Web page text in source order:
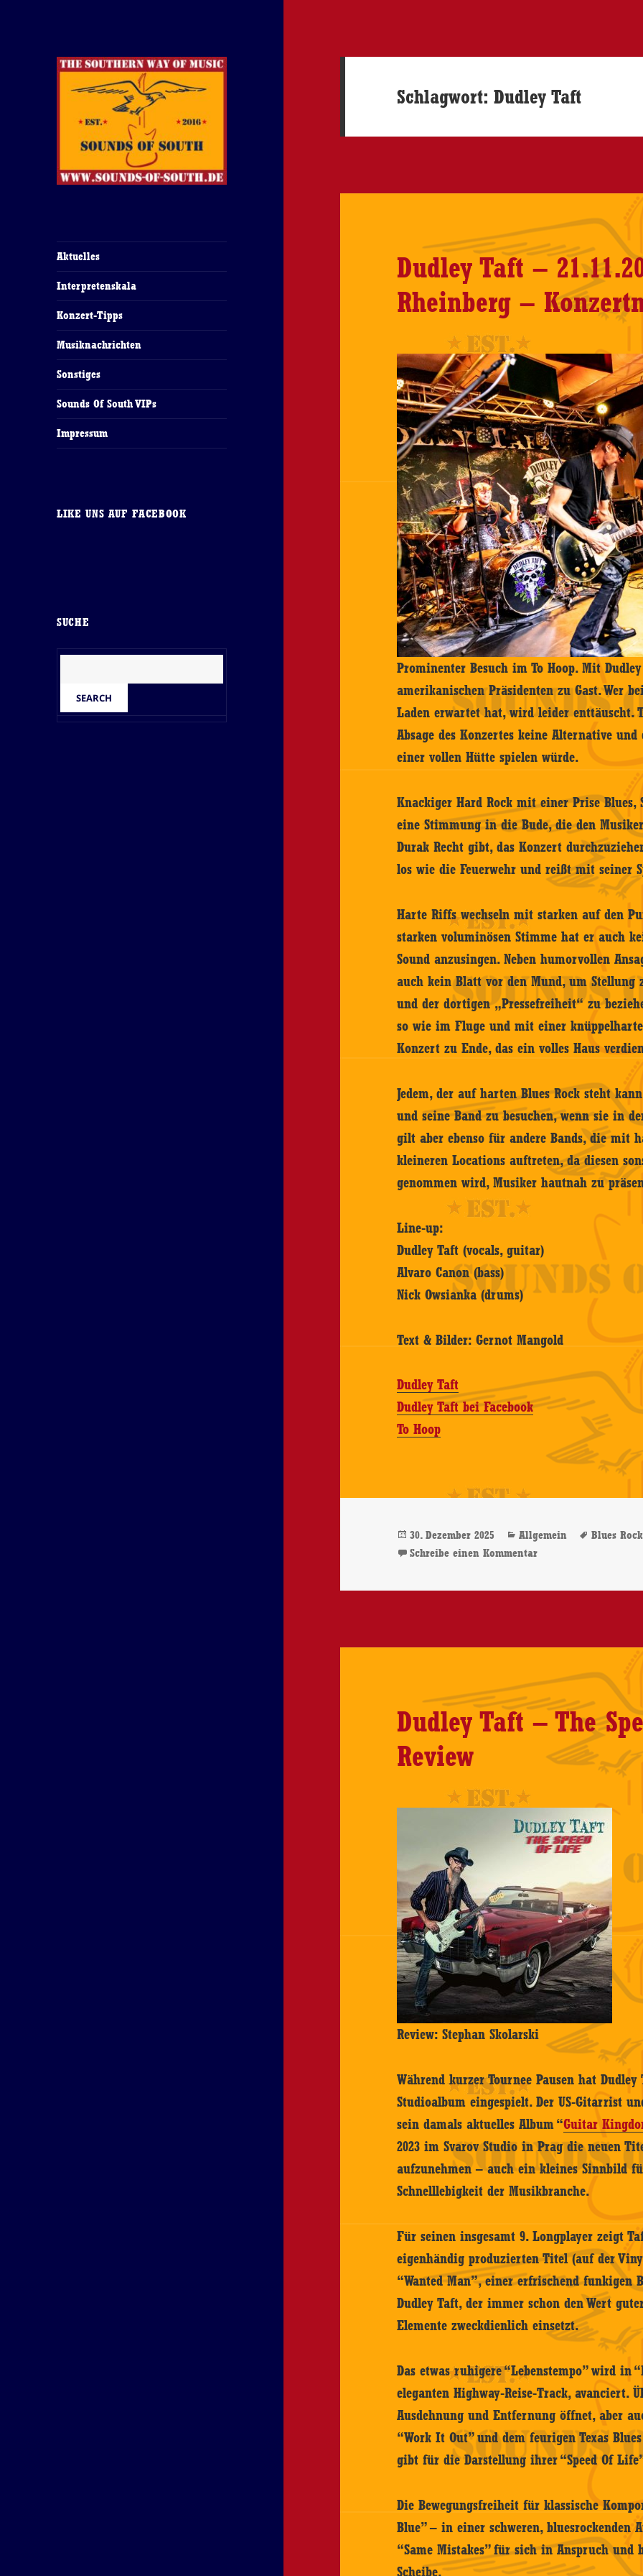
Aktuelles
Interpretenskala
Konzert-Tipps
Musiknachrichten
Sonstiges
Sounds Of South VIPs
Impressum
LIKE UNS AUF FACEBOOK
SUCHE
Schlagwort:Dudley Taft
Dudley Taft –
Rheinberg –
Prominenter Besuch im To Hoop. Mit
amerikanischen Präsidenten zu Gast. Wer
Laden erwartet hat, wird leider enttäuscht.
Absage des Konzertes keine Alternative
einer vollen Hütte spielen würde.
Knackiger Hard Rock mit einer Prise Blues,
eine Stimmung in die Bude, die den
Durak Recht gibt, das Konzert
los wie die Feuerwehr und reißt mit seiner
Harte Riffs wechseln mit starken auf den
starken voluminösen Stimme hat er auch
Sound anzusingen. Neben humorvollen
auch kein Blatt vor den Mund, um
und der dortigen „Pressefreiheit“ zu
so wie im Fluge und mit einer
Konzert zu Ende, das ein volles Haus
Jedem, der auf harten Blues Rock steht
und seine Band zu besuchen, wenn sie in
gilt aber ebenso für andere Bands, die mit
kleineren Locations auftreten, da diesen
genommen wird, Musiker hautnah zu
Line-up:
Dudley Taft (vocals, guitar)
Alvaro Canon (bass)
Nick Owsianka (drums)
Text & Bilder: Gernot Mangold
Dudley Taft
Dudley Taft bei Facebook
To Hoop
Veröffentlicht
am
30. Dezember 2025 Kategorien
Allgemein Blues Rock
Schreibe einen Kommentarzu Dudley Taft –
Dudley Taft – The
Review
Review: Stephan Skolarski
Während kurzer Tournee Pausen hat
Studioalbum eingespielt. Der US-Gitarrist
sein damals aktuelles Album “Guitar
2023 im Svarov Studio in Prag die neuen
aufzunehmen – auch ein kleines Sinnbild
Schnelllebigkeit der Musikbranche.
Für seinen insgesamt 9. Longplayer zeigt
eigenhändig produzierten Titel (auf der
“Wanted Man”, einer erfrischend funkigen
Dudley Taft, der immer schon den Wert
Elemente zweckdienlich einsetzt.
Das etwas ruhigere “Lebenstempo” wird in
eleganten Highway-Reise-Track, avanciert.
Ausdehnung und Entfernung öffnet, aber
“Work It Out” und dem feurigen Texas
gibt für die Darstellung ihrer “Speed Of
Die Bewegungsfreiheit für klassische
Blue” – in einer schweren, bluesrockenden
“Same Mistakes” für sich in Anspruch und
Scheibe.